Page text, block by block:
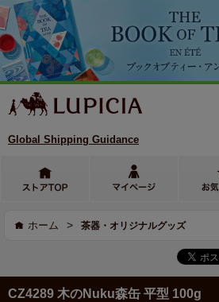
Global Shipping Guidance
ホーム > 茶器・オリジナルグッズ
CZ4289 木のNuku森缶 平型 100g